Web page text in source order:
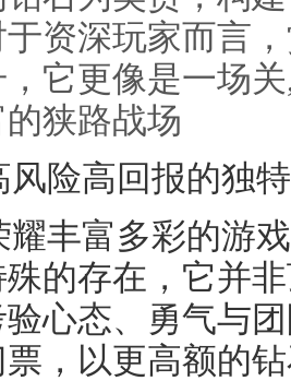
资深玩家而言
它更像是一场
狭路战场
风险高回报的独
耀丰富多彩的游
的存在，它并
心态、勇气与
票，以更高额的